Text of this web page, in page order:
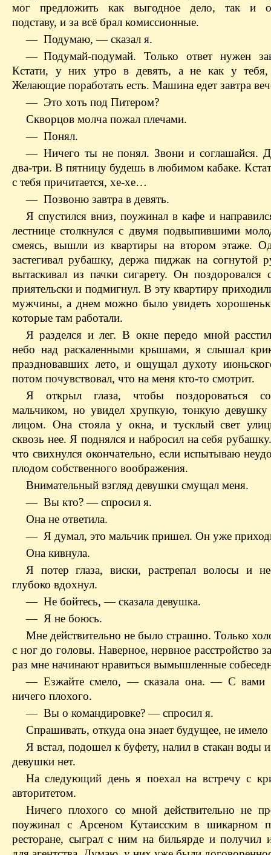
мог предложить как выгодное дело, так и
подставу, и за всё брал комиссионные.
— Подумаю, — сказал я.
— Подумай-подумай. Только ответ нужен
Кстати, у них утро в девять, а не как у
Желающие поработать есть. Машина едет завтра
— Это хоть под Питером?
Скворцов молча пожал плечами.
— Понял.
— Ничего ты не понял. Звони и соглашайся.
два-три. В пятницу будешь в любимом кабаке.
с тебя причитается, хе-хе…
— Позвоню завтра в девять.
Я спустился вниз, поужинал в кафе и
лестнице столкнулся с двумя подвыпившими
смеясь, вышли из квартиры на втором этаже.
застегивал рубашку, держа пиджак на согнутой
вытаскивал из пачки сигарету. Он
приятельски и подмигнул. В эту квартиру
мужчины, а днем можно было увидеть
которые там работали.
Я разделся и лег. В окне передо мной
небо над раскаленными крышами, я слышал
праздновавших лето, и ощущал духоту
потом почувствовал, что на меня кто-то смотрит.
Я открыл глаза, чтобы поздороваться
мальчиком, но увидел хрупкую, тонкую
лицом. Она стояла у окна, и тусклый свет
сквозь нее. Я поднялся и набросил на себя
что свихнулся окончательно, если испытываю
плодом собственного воображения.
Внимательный взгляд девушки смущал меня.
— Вы кто? — спросил я.
Она не ответила.
— Я думал, это мальчик пришел. Он уже
Она кивнула.
Я потер глаза, виски, растрепал волосы и
глубоко вдохнул.
— Не бойтесь, — сказала девушка.
— Я не боюсь.
Мне действительно не было страшно. Только
с ног до головы. Наверное, нервное расстройство
раз мне начинают нравиться вымышленные
— Езжайте смело, — сказала она. — С вами
ничего плохого.
— Вы о командировке? — спросил я.
Спрашивать, откуда она знает будущее, не
Я встал, подошел к буфету, налил в стакан воды
девушки нет.
На следующий день я поехал на встречу с
авторитетом.
Ничего плохого со мной действительно не
поужинал с Арсеном Кутаисским в шикарном
ресторане, сыграл с ним на бильярде и получил